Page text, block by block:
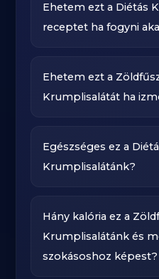
Ehetem ezt a Diétás
receptet ha fogyni
Ehetem ezt a
Krumplisalátát ha
Egészséges ez a
Krumplisalátánk?
Hány kalória ez a
Krumplisalátánk és
szokásoshoz képest?